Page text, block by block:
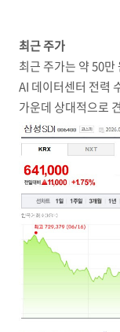
최근 주가
최근 주가는 약 50
AI 데이터센터 전력
가운데 상대적으로